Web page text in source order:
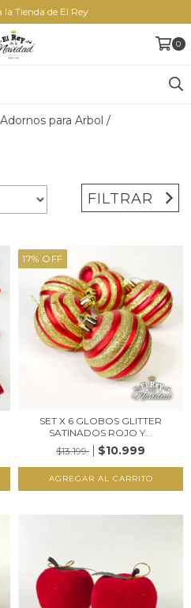
la Tienda de El Rey
0
Adornos para Arbol /
FILTRAR
17% OFF
SET X 6 GLOBOS GLITTER
SATINADOS ROJO Y...
$13.199
$10.999